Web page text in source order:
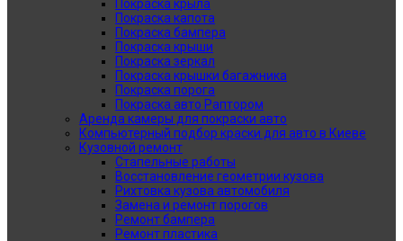
Покраска крыла
Покраска капота
Покраска бампера
Покраска крыши
Покраска зеркал
Покраска крышки багажника
Покраска порога
Покраска авто Раптором
Аренда камеры для покраски авто
Компьютерный подбор краски для авто в Киеве
Кузовной ремонт
Стапельные работы
Восстановление геометрии кузова
Рихтовка кузова автомобиля
Замена и ремонт порогов
Ремонт бампера
Ремонт пластика